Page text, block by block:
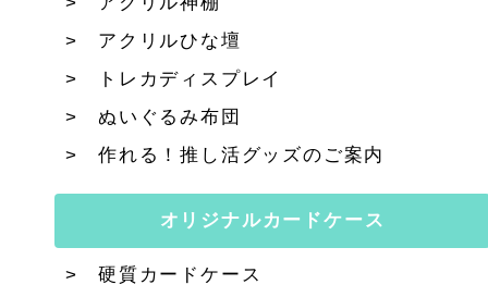
アクリルひな壇
トレカディスプレイ
ぬいぐるみ布団
作れる！推し活グッズのご案内
オリジナルカードケース
硬質カードケース